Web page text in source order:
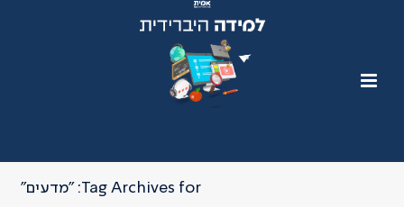
Tag Archives for: "מדעים"